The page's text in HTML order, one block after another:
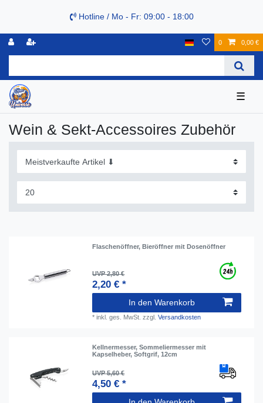
Hotline / Mo - Fr: 09:00 - 18:00
0 0,00 €
☰
Wein & Sekt-Accessoires Zubehör
Flaschenöffner, Bieröffner mit Dosenöffner
UVP 2,80 €
2,20 € *
In den Warenkorb
*inkl. ges. MwSt. zzgl.Versandkosten
Kellnermesser, Sommeliermesser mit
Kapselheber, Softgrif, 12cm
UVP 5,60 €
4,50 € *